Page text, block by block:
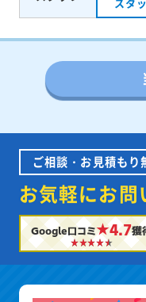
ご相談・お見積もり
お気軽にお
Google口コミ★4.7獲